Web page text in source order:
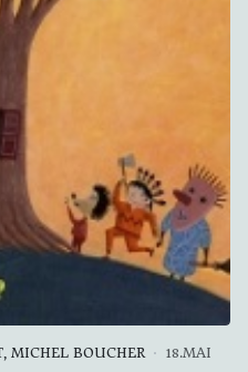
MICHEL BOUCHER 18.MAI